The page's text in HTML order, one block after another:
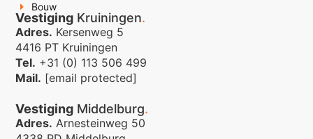
Bouw
Vestiging Kruiningen.
Adres. Kersenweg 5
4416 PT Kruiningen
Tel. +31 (0) 113 506 499
Mail. [email protected]
Vestiging Middelburg.
Adres. Arnesteinweg 50